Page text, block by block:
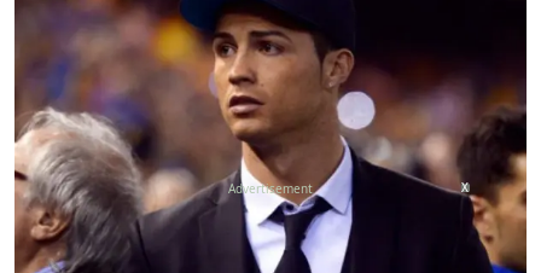
X